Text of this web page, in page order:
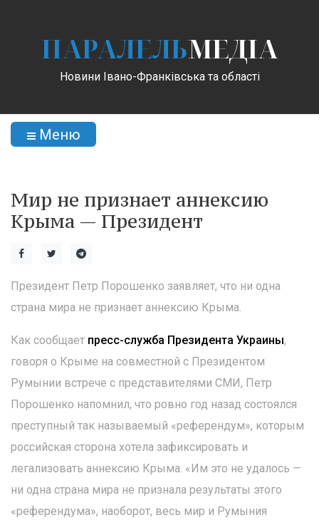
ПАРАЛЕЛЬМЕДІА
Новини Івано-Франківська та області
Меню
Мир не признает аннексию
Крыма — Президент
Президент Петр Порошенко заявляет, что ни одна
страна мира не признает аннексию Крыма.
Как сообщает пресс-служба Президента Украины,
говоря о Крыме на совместной с Президентом
Румынии встрече с представителями СМИ, Петр
Порошенко напомнил, что ровно год назад состоялся
преступный так называемый «референдум», которым
российская сторона хотела зафиксировать и
легализовать аннексию Крыма. «Им это не удалось —
ни одна страна мира не признала результаты этого
«референдума», наоборот, весь мир и Румыния